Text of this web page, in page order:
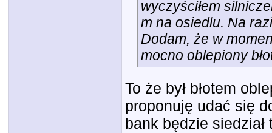
wyczyściłem
m na osiedlu. Na
Dodam, że w
mocno oblepiony
To że był błotem
proponuję udać się
bank będzie siedział